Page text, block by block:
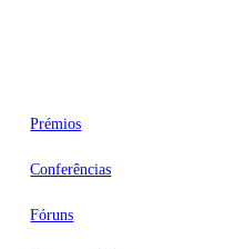
Prémios
Conferências
Fóruns